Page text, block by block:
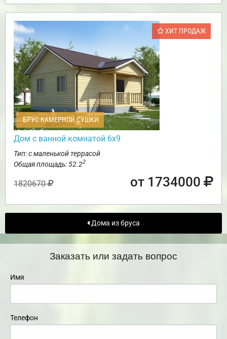
ХИТ ПРОДАЖ
БРУС КАМЕРНОЙ СУШКИ
Дом с ванной комнатой 6х9
Тип: с маленькой террасой
Общая площадь: 52.22
1820670 от 1734000
Дома из бруса
Заказать или задать вопрос
Имя
Телефон